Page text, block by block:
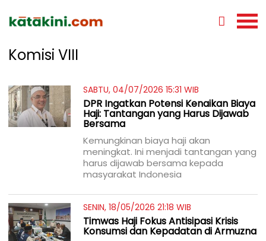
Komisi VIII
SABTU, 04/07/2026 15:31 WIB
DPR Ingatkan Potensi Kenaikan Biaya
Haji: Tantangan yang Harus Dijawab
Bersama
Kemungkinan biaya haji akan
meningkat. Ini menjadi tantangan yang
harus dijawab bersama kepada
masyarakat Indonesia
SENIN, 18/05/2026 21:18 WIB
Timwas Haji Fokus Antisipasi Krisis
Konsumsi dan Kepadatan di Armuzna